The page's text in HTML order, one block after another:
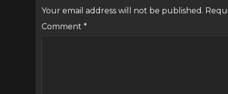
Your email address will not be published.
Comment *